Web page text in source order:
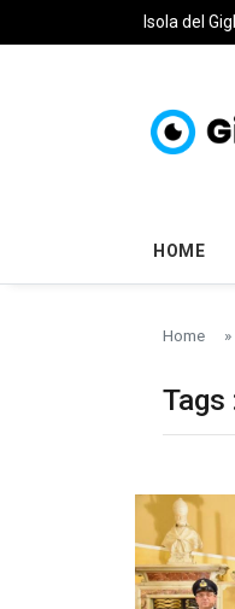
Skip to main content
Isola del
HOME
Home
Tags